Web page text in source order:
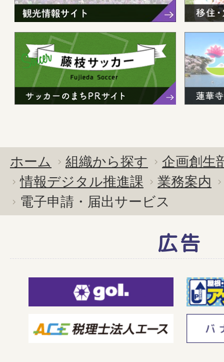
ホーム 組織から探す
企画創生
情報デジタル推進課
業務案内
電子申請・届出サービス
広告